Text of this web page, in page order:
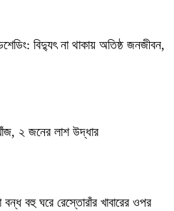
বিদ্যুৎ না থাকায় অতিষ্ঠ জনজীবন,
২ জনের লাশ উদ্ধার
বন্ধ বহু ঘরে রেস্তোরাঁর খাবারের ওপর